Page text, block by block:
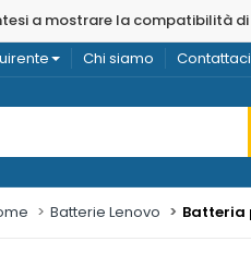
a mostrare la compatibilità
Contattaci
Chi siamo
Batterie Lenovo Batteria